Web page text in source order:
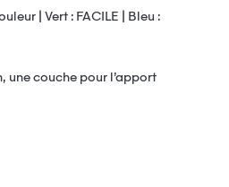
| Vert : FACILE | Bleu :
une couche pour l’apport